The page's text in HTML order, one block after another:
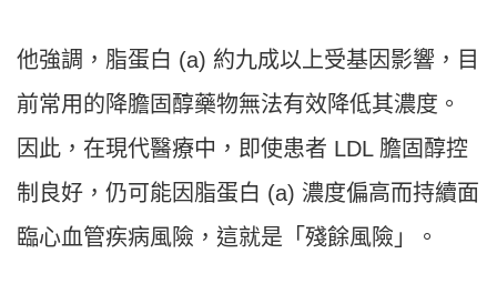
他強調，脂蛋白 (a) 約九成以上受基因影響，目
前常用的降膽固醇藥物無法有效降低其濃度。
因此，在現代醫療中，即使患者 LDL 膽固醇控
制良好，仍可能因脂蛋白 (a) 濃度偏高而持續面
臨心血管疾病風險，這就是「殘餘風險」。